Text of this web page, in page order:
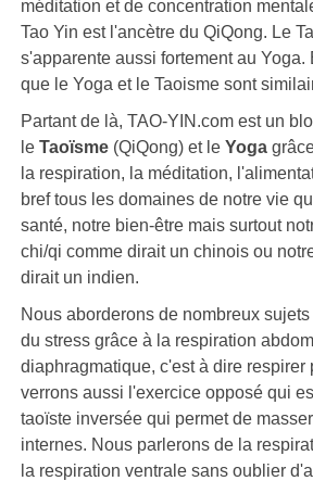
méditation et de concentration
Tao Yin est l'ancètre du QiQong. Le
s'apparente aussi fortement au Yoga.
que le Yoga et le Taoisme sont
Partant de là, TAO-YIN.com est un
leTaoïsme (QiQong) et leYoga
la respiration, la méditation,
bref tous les domaines de notre vie
santé, notre bien-être mais surtout
chi/qi comme dirait un chinois ou
dirait un indien.
Nous aborderons de nombreux
du stress grâce à la respiration
diaphragmatique, c'est à dire respirer
verrons aussi l'exercice opposé qui
taoïste inversée qui permet de
internes. Nous parlerons de la
la respiration ventrale sans oublier